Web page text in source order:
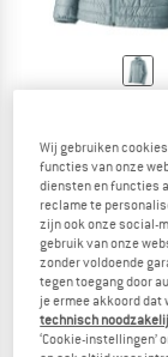
Synthetisch
€ 219,95€
4,8
Wij gebruiken
functies van onze
diensten en functies
reclame te
zijn ook onze social-
gebruik van onze
zonder voldoende
tegen toegang door
je ermee akkoord dat
technisch
‘Cookie-instellingen’